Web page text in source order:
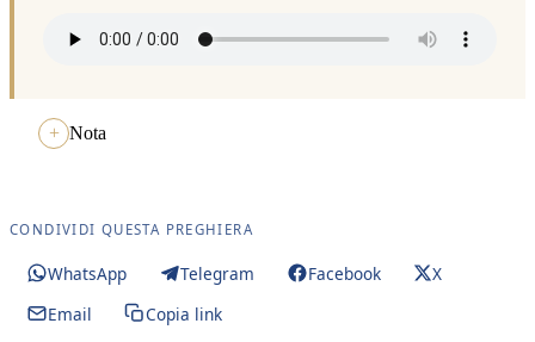
Nota
CONDIVIDI QUESTA PREGHIERA
WhatsApp Telegram Facebook
X
Email
Copia link